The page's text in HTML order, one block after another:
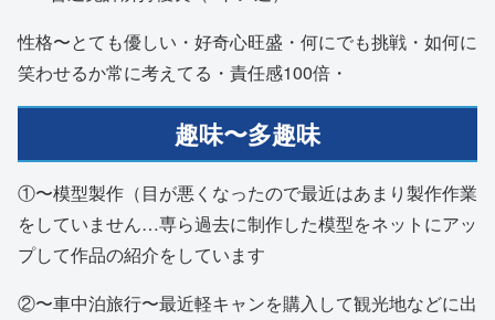
性格〜とても優しい・好奇心旺盛・何にでも挑戦・如何に
笑わせるか常に考えてる・責任感100倍・
趣味〜多趣味
①〜模型製作（目が悪くなったので最近はあまり製作作業
をしていません…専ら過去に制作した模型をネットにアッ
プして作品の紹介をしています
②〜車中泊旅行〜最近軽キャンを購入して観光地などに出